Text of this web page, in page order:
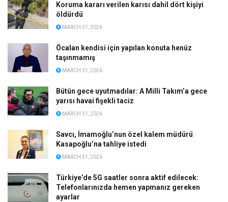
Koruma kararı verilen karısı dahil dört kişiyi
öldürdü
MARCH 31, 2026
Öcalan kendisi için yapılan konuta henüz
taşınmamış
MARCH 31, 2026
Bütün gece uyutmadılar: A Milli Takım’a gece
yarısı havai fişekli taciz
MARCH 31, 2026
Savcı, İmamoğlu’nun özel kalem müdürü
Kasapoğlu’na tahliye istedi
MARCH 31, 2026
Türkiye’de 5G saatler sonra aktif edilecek:
Telefonlarınızda hemen yapmanız gereken
ayarlar